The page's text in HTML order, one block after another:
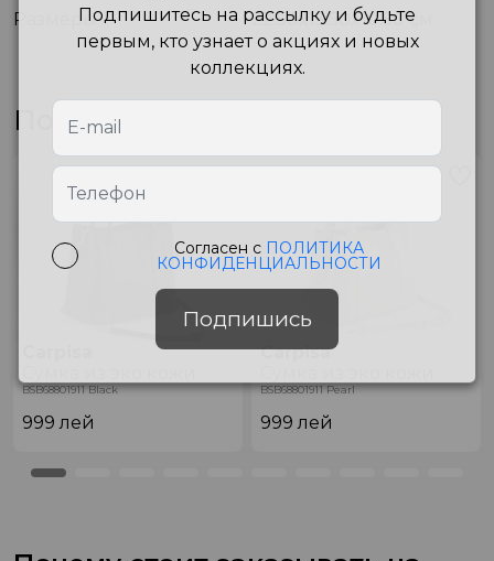
Размеры
22.50x15.50x10.50 см
Похожие товары
BSB68801911 Black
999лей
Carpisa
BSB68801911 Pearl
999лей
Подпишитесь на рассылку и будьте
первым, кто узнает о акциях и новых
коллекциях.
Согласен с ПОЛИТИКА
КОНФИДЕНЦИАЛЬНОСТИ
Подпишись